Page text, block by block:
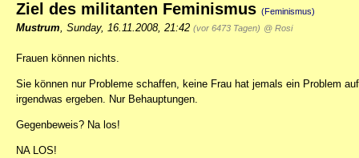
Ziel des militanten Feminismus (Feminismus)
Mustrum Sunday, 16.11.2008, 21:42 (vor 6473 Tagen) @ Rosi
Frauen können nichts.
Sie können nur Probleme schaffen, keine Frau hat jemals ein Problem
irgendwas ergeben. Nur Behauptungen.
Gegenbeweis? Na los!
NA LOS!